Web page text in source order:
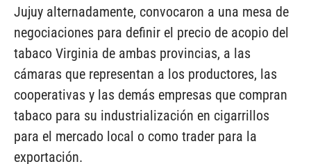
Jujuy alternadamente, convocaron a una mesa de
negociaciones para definir el precio de acopio del
tabaco Virginia de ambas provincias, a las
cámaras que representan a los productores, las
cooperativas y las demás empresas que compran
tabaco para su industrialización en cigarrillos
para el mercado local o como trader para la
exportación.